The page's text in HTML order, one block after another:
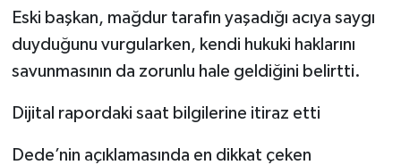
Eski başkan, mağdur tarafın yaşadığı acıya saygı
duyduğunu vurgularken, kendi hukuki haklarını
savunmasının da zorunlu hale geldiğini belirtti.
Dijital rapordaki saat bilgilerine itiraz etti
Dede’nin açıklamasında en dikkat çeken